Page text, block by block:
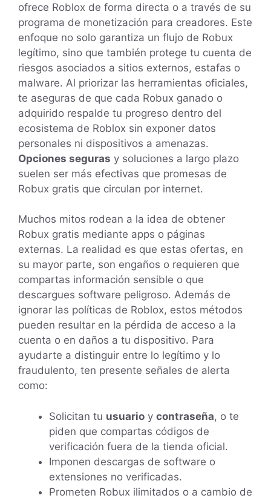
ofrece Roblox de forma directa o a través de su
programa de monetización para creadores. Este
enfoque no solo garantiza un flujo de Robux
legítimo, sino que también protege tu cuenta de
riesgos asociados a sitios externos, estafas o
malware. Al priorizar las herramientas oficiales,
te aseguras de que cada Robux ganado o
adquirido respalde tu progreso dentro del
ecosistema de Roblox sin exponer datos
personales ni dispositivos a amenazas.
Opciones seguras y soluciones a largo plazo
suelen ser más efectivas que promesas de
Robux gratis que circulan por internet.
Muchos mitos rodean a la idea de obtener
Robux gratis mediante apps o páginas
externas. La realidad es que estas ofertas, en
su mayor parte, son engaños o requieren que
compartas información sensible o que
descargues software peligroso. Además de
ignorar las políticas de Roblox, estos métodos
pueden resultar en la pérdida de acceso a la
cuenta o en daños a tu dispositivo. Para
ayudarte a distinguir entre lo legítimo y lo
fraudulento, ten presente señales de alerta
como:
Solicitan tu usuario y contraseña, o te
piden que compartas códigos de
verificación fuera de la tienda oficial.
Imponen descargas de software o
extensiones no verificadas.
Prometen Robux ilimitados o a cambio de